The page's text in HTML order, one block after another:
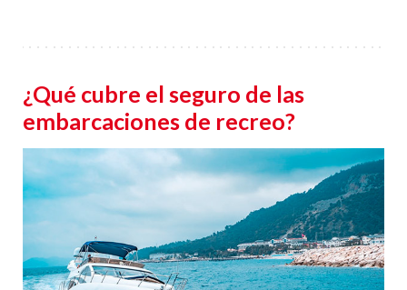
¿Qué cubre el seguro de las
embarcaciones de recreo?